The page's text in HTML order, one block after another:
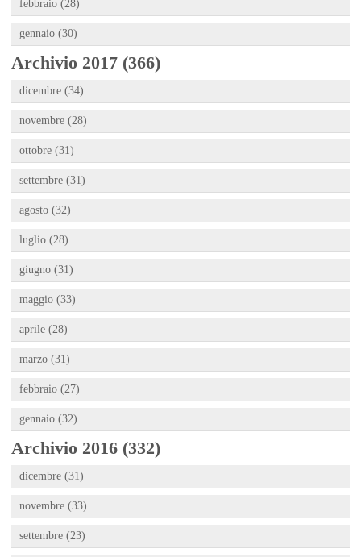
febbraio (28)
gennaio (30)
Archivio 2017 (366)
dicembre (34)
novembre (28)
ottobre (31)
settembre (31)
agosto (32)
luglio (28)
giugno (31)
maggio (33)
aprile (28)
marzo (31)
febbraio (27)
gennaio (32)
Archivio 2016 (332)
dicembre (31)
novembre (33)
settembre (23)